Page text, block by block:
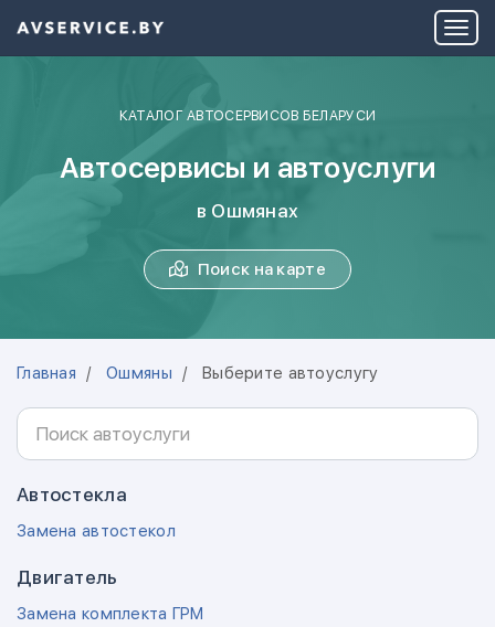
КАТАЛОГ АВТОСЕРВИСОВ БЕЛАРУСИ
Автосервисы и автоуслуги
в Ошмянах
Поиск на карте
Главная Ошмяны Выберите автоуслугу
Автостекла
Замена автостекол
Двигатель
Замена комплекта ГРМ